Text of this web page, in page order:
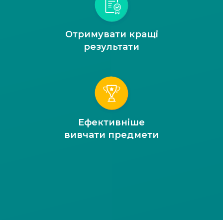
Отримувати кращі
результати
Ефективніше
вивчати предмети